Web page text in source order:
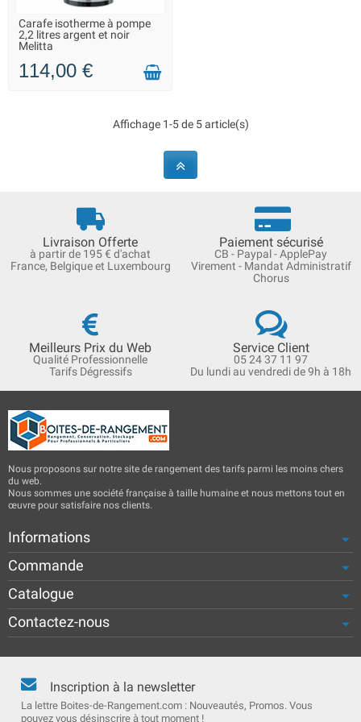
Vous cherchez où acheter un thermos à pompe ? Nos tarifs sont
dégressifs selon la quantité commandée et la livraison Rapide et
Suivi. Vous avez une question ? Contactez-nous par chat ou au
05.24.37.11.97, service client non surtaxé.
LIVRAISON 2 À 3 JOURS
Carafe isotherme à pompe
2,2 litres argent et noir
Melitta
114,00 €
Affichage 1-5 de 5 article(s)
Livraison Offerte
à partir de 195 € d'achat
France, Belgique et Luxembourg
Paiement sécurisé
CB - Paypal - ApplePay
Virement - Mandat Administratif
Chorus
Meilleurs Prix du Web
Qualité Professionnelle
Tarifs Dégressifs
Service Client
05 24 37 11 97
Du lundi au vendredi de 9h à 18h
Nous proposons sur notre site de rangement des tarifs parmi les moins chers
du web.
Nous sommes une société française à taille humaine et nous mettons tout en
œuvre pour satisfaire nos clients.
Informations
Commande
Catalogue
Contactez-nous
Inscription à la newsletter
La lettre Boites-de-Rangement.com : Nouveautés, Promos. Vous
pouvez vous désinscrire à tout moment !